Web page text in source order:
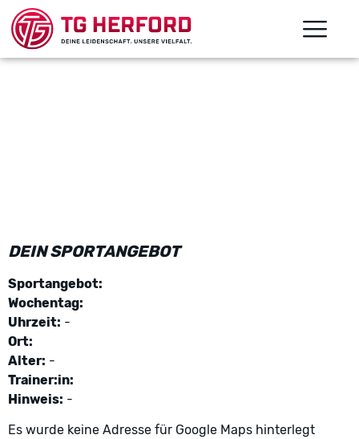
DEIN SPORTANGEBOT
Sportangebot:
Wochentag:
Uhrzeit: -
Ort:
Alter: -
Trainer:in:
Hinweis: -
Es wurde keine Adresse für Google Maps hinterlegt